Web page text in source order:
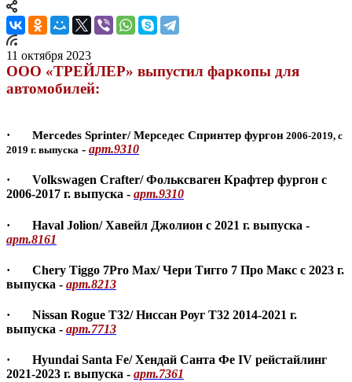
11 октября 2023
ООО «ТРЕЙЛЕР» выпустил фаркопы для
автомобилей:
· Mercedes Sprinter/ Мерседес Спринтер фургон 2006-2019, с
2019 г. выпуска - арт.9310
· Volkswagen Crafter/ Фольксваген Крафтер фургон с
2006-2017 г. выпуска - арт.9310
· Haval Jolion/ Хавейл Джолион с 2021 г. выпуска -
арт.8161
· Chery Tiggo 7Pro Max/ Чери Тигго 7 Про Макс с 2023 г.
выпуска - арт.8213
· Nissan Rogue T32/ Ниссан Роуг Т32 2014-2021 г.
выпуска - арт.7713
· Hyundai Santa Fe/ Хендай Санта Фе IV рейстайлинг
2021-2023 г. выпуска - арт.7361